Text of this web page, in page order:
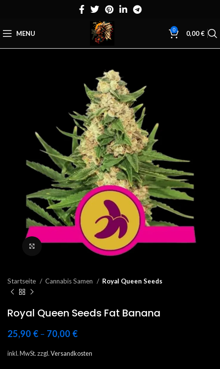
MENU 0 0,00€
Click to enlarge
Startseite Cannabis Samen Royal Queen Seeds
Royal Queen Seeds Fat Banana
25,90 € – 70,00 €
inkl. MwSt. zzgl. Versandkosten